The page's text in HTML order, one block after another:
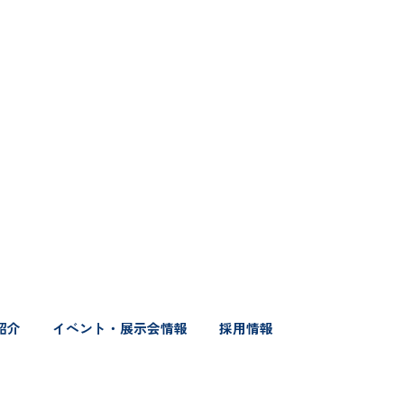
介 イベント・展示会情報 採用情報